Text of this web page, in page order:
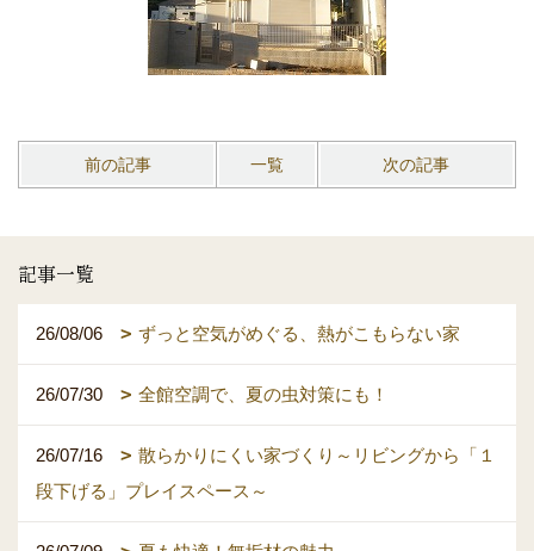
前の記事 一覧 次の記事
記事一覧
26/08/06 ずっと空気がめぐる、熱がこもらない家
26/07/30 全館空調で、夏の虫対策にも！
26/07/16
散らかりにくい家づくり～リビングから「１
段下げる」プレイスペース～